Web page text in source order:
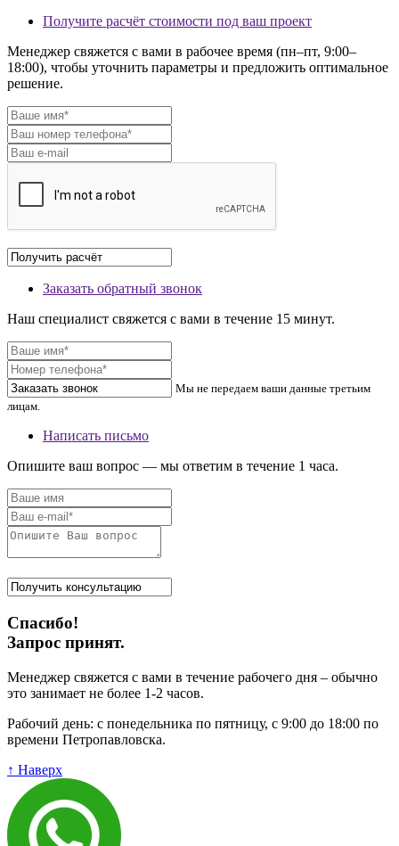
Получите расчёт стоимости под ваш проект
Менеджер свяжется с вами в рабочее время (пн–пт, 9:00–
18:00), чтобы уточнить параметры и предложить оптимальное
решение.
Заказать обратный звонок
Наш специалист свяжется с вами в течение 15 минут.
Мы не передаем ваши данные третьим
лицам.
Написать письмо
Опишите ваш вопрос — мы ответим в течение 1 часа.
Спасибо!
Запрос принят.
Менеджер свяжется с вами в течение рабочего дня – обычно
это занимает не более 1-2 часов.
Рабочий день: с понедельника по пятницу, с 9:00 до 18:00 по
времени Петропавловска.
↑ Наверх